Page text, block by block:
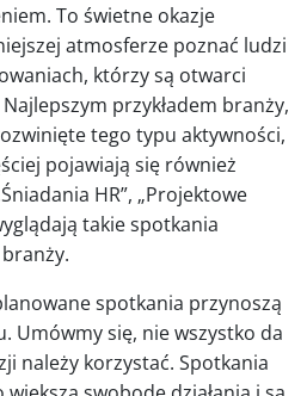
To świetne okazje
atmosferze poznać ludzi
którzy są otwarci
przykładem branży,
tego typu aktywności,
pojawiają się również
HR”, „Projektowe
takie spotkania
spotkania przynoszą
Umówmy się, nie wszystko da
należy korzystać. Spotkania